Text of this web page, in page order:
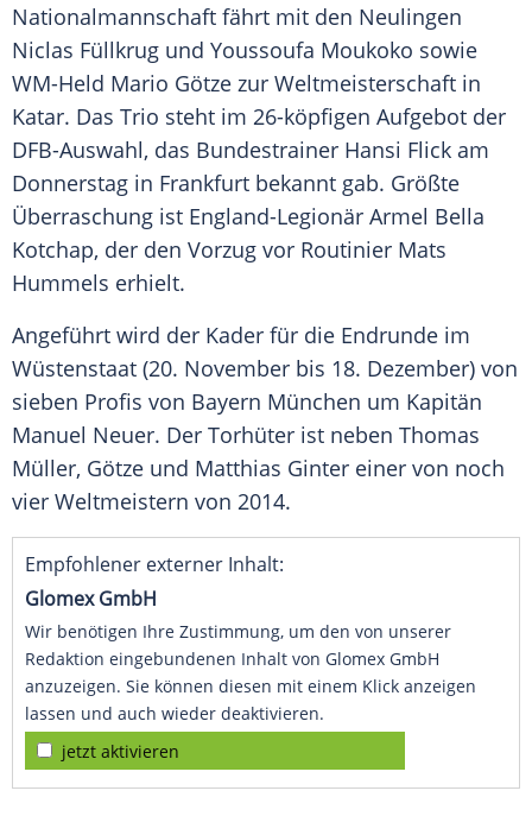
Nationalmannschaft fährt mit den Neulingen
Niclas Füllkrug und Youssoufa Moukoko sowie
WM-Held Mario Götze zur Weltmeisterschaft in
Katar. Das Trio steht im 26-köpfigen Aufgebot der
DFB-Auswahl, das Bundestrainer Hansi Flick am
Donnerstag in Frankfurt bekannt gab. Größte
Überraschung ist England-Legionär Armel Bella
Kotchap, der den Vorzug vor Routinier Mats
Hummels erhielt.
Angeführt wird der Kader für die Endrunde im
Wüstenstaat (20. November bis 18. Dezember) von
sieben Profis von Bayern München um Kapitän
Manuel Neuer. Der Torhüter ist neben Thomas
Müller, Götze und Matthias Ginter einer von noch
vier Weltmeistern von 2014.
Empfohlener externer Inhalt:
Glomex GmbH
Wir benötigen Ihre Zustimmung, um den von unserer
Redaktion eingebundenen Inhalt von Glomex GmbH
anzuzeigen. Sie können diesen mit einem Klick anzeigen
lassen und auch wieder deaktivieren.
jetzt aktivieren